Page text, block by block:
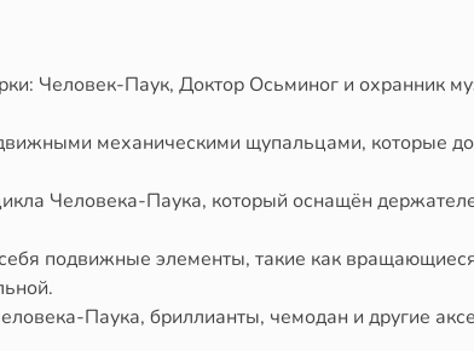
Человек-Паук, Доктор Осьминог и охранник
механическими щупальцами, которые
Человека-Паука, который оснащён
подвижные элементы, такие как
Паука, бриллианты, чемодан и другие